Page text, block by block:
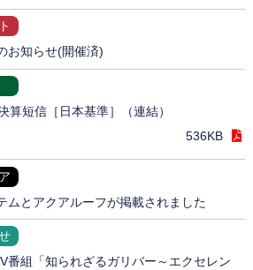
お知らせ(開催済)
算短信［日本基準］（連結）
536KB
ムとアクアルーフが掲載されました
番組「知られざるガリバー～エクセレン